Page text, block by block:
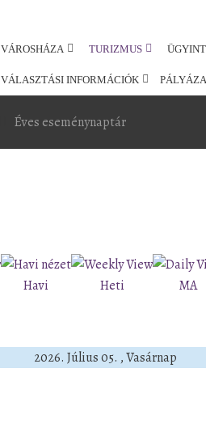
VÁROSHÁZA TURIZMUS
VÁLASZTÁSI INFORMÁCIÓK
Éves eseménynaptár
Havi Heti MA
2026. Július 05. , Vasárnap